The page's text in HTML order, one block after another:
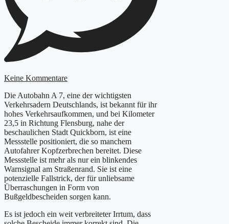
Keine Kommentare
Die Autobahn A 7, eine der wichtigsten
Verkehrsadern Deutschlands, ist bekannt für ihr
hohes Verkehrsaufkommen, und bei Kilometer
23,5 in Richtung Flensburg, nahe der
beschaulichen Stadt Quickborn, ist eine
Messstelle positioniert, die so manchem
Autofahrer Kopfzerbrechen bereitet. Diese
Messstelle ist mehr als nur ein blinkendes
Warnsignal am Straßenrand. Sie ist eine
potenzielle Fallstrick, der für unliebsame
Überraschungen in Form von
Bußgeldbescheiden sorgen kann.
Es ist jedoch ein weit verbreiteter Irrtum, dass